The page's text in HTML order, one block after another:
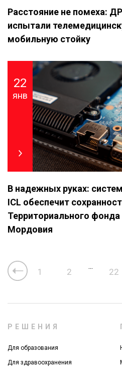
Расстояние не помеха:
испытали
мобильную стойку
22
янв
В надежных руках:
ICL обеспечит
Территориального
Мордовия
1 2
...
22
РЕШЕНИЯ
Для образования
Для здравоохранения